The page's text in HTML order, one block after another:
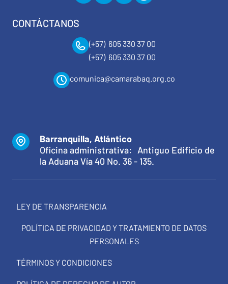
CONTÁCTANOS
(+57) 605 330 37 00
(+57) 605 330 37 00
comunica@camarabaq.org.co
Barranquilla, Atlántico
Oficina administrativa: Antiguo Edificio de
la Aduana Vía 40 No. 36 - 135.
LEY DE TRANSPARENCIA
POLÍTICA DE PRIVACIDAD Y TRATAMIENTO DE DATOS
PERSONALES
TÉRMINOS Y CONDICIONES